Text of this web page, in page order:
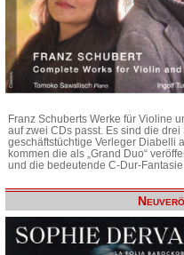
Franz Schuberts Werke für Violine
auf zwei CDs passt. Es sind die
geschäftstüchtige Verleger Diabelli
kommen die als „Grand Duo“
und die bedeutende C-Dur-Fantasie